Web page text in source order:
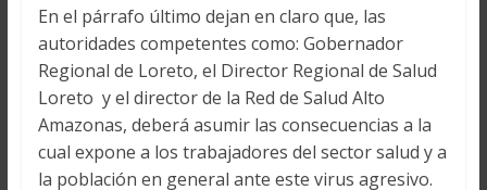
En el párrafo último dejan en claro que, las
autoridades competentes como: Gobernador
Regional de Loreto, el Director Regional de Salud
Loreto y el director de la Red de Salud Alto
Amazonas, deberá asumir las consecuencias a la
cual expone a los trabajadores del sector salud y a
la población en general ante este virus agresivo.